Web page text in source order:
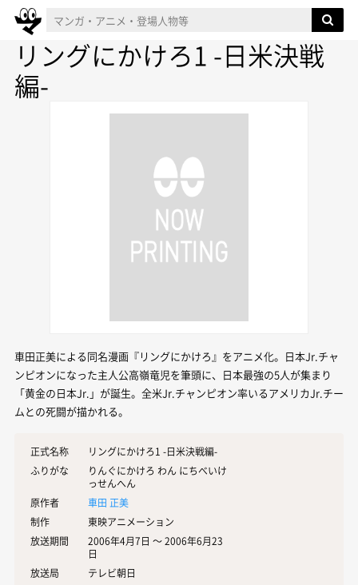
リングにかけろ1 -日米決戦
編-
車田正美による同名漫画『リングにかけろ』をアニメ化。日本Jr.チャ
ンピオンになった主人公高嶺竜児を筆頭に、日本最強の5人が集まり
「黄金の日本Jr.」が誕生。全米Jr.チャンピオン率いるアメリカJr.チー
ムとの死闘が描かれる。
正式名称
リングにかけろ1 -日米決戦編-
ふりがな
りんぐにかけろ わん にちべいけ
っせんへん
原作者
車田 正美
制作
東映アニメーション
放送期間
2006年4月7日 〜 2006年6月23
日
放送局
テレビ朝日